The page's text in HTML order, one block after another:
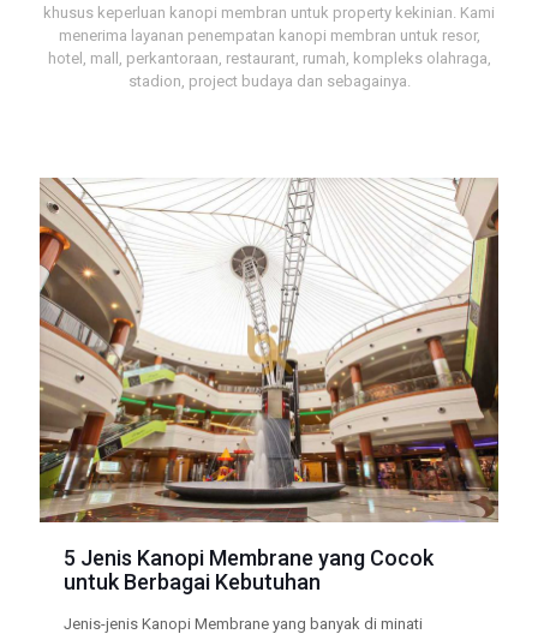
khusus keperluan kanopi membran untuk property kekinian. Kami
menerima layanan penempatan kanopi membran untuk resor,
hotel, mall, perkantoraan, restaurant, rumah, kompleks olahraga,
stadion, project budaya dan sebagainya.
5 Jenis Kanopi Membrane yang Cocok
untuk Berbagai Kebutuhan
Jenis-jenis Kanopi Membrane yang banyak di minati